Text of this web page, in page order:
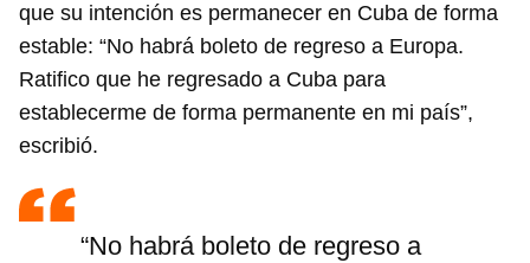
que su intención es permanecer en Cuba de forma
estable: “No habrá boleto de regreso a Europa.
Ratifico que he regresado a Cuba para
establecerme de forma permanente en mi país”,
escribió.
“No habrá boleto de regreso a